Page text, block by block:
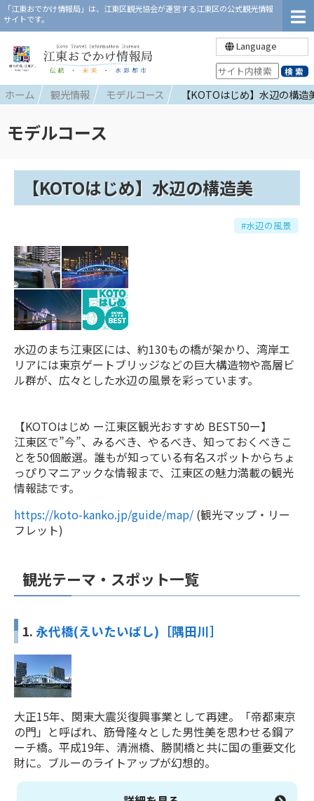
「江東おでかけ情報局」は、江東区観光協会が運営する江東区の公式観光情報
サイトです。
Language
ホーム 観光情報 モデルコース 【KOTOはじめ】水辺の構造
モデルコース
【KOTOはじめ】水辺の構造美
#水辺の風景
水辺のまち江東区には、約130もの橋が架かり、湾岸エ
リアには東京ゲートブリッジなどの巨大構造物や高層ビ
ル群が、広々とした水辺の風景を彩っています。
【KOTOはじめ ー江東区観光おすすめ BEST50ー】
江東区で”今”、みるべき、やるべき、知っておくべきこ
とを50個厳選。誰もが知っている有名スポットからちょ
っぴりマニアックな情報まで、江東区の魅力満載の観光
情報誌です。
https://koto-kanko.jp/guide/map/ (観光マップ・リー
フレット)
観光テーマ・スポット一覧
1. 永代橋(えいたいばし)［隅田川］
大正15年、関東大震災復興事業として再建。「帝都東京
の門」と呼ばれ、筋骨隆々とした男性美を思わせる鋼ア
ーチ橋。平成19年、清洲橋、勝鬨橋と共に国の重要文化
財に。ブルーのライトアップが幻想的。